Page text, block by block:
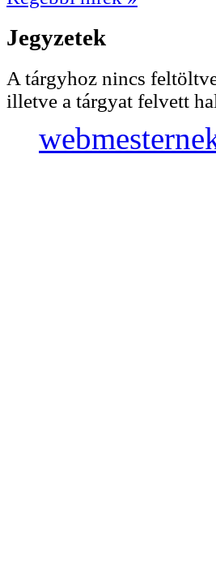
Jegyzetek
A tárgyhoz nincs
illetve a tárgyat felvett